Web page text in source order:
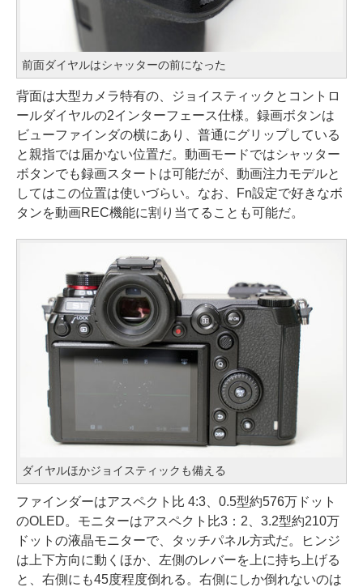
前面ダイヤルはシャッターの前になった
背面は大型カメラ特有の、ジョイスティックとコントロ
ールダイヤルの2インターフェース仕様。録画ボタンは
ビューファインダの横にあり、普通にグリップしている
と親指では届かない位置だ。動画モードではシャッター
ボタンでも録画スタートは可能だが、動画注力モデルと
してはこの位置は使いづらい。なお、Fn設定で好きなボ
タンを動画REC機能に割り当てることも可能だ。
ダイヤルほかジョイスティックも備える
ファインダーはアスペクト比 4:3、0.5型約576万ドット
のOLED。モニターはアスペクト比3：2、3.2型約210万
ドットの液晶モニターで、タッチパネル方式だ。ヒンジ
は上下方向に動くほか、左側のレバーを上に持ち上げる
と、右側にも45度程度倒れる。右側にしか倒れないのは